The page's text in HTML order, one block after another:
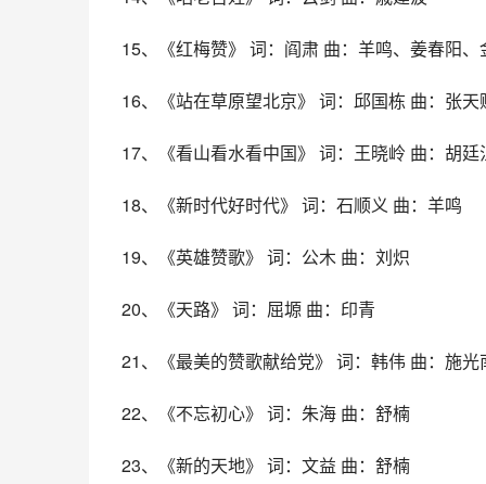
15、《红梅赞》 词：阎肃 曲：羊鸣、姜春阳、
16、《站在草原望北京》 词：邱国栋 曲：张天
17、《看山看水看中国》 词：王晓岭 曲：胡廷
18、《新时代好时代》 词：石顺义 曲：羊鸣
19、《英雄赞歌》 词：公木 曲：刘炽
20、《天路》 词：屈塬 曲：印青
21、《最美的赞歌献给党》 词：韩伟 曲：施光
22、《不忘初心》 词：朱海 曲：舒楠
23、《新的天地》 词：文益 曲：舒楠